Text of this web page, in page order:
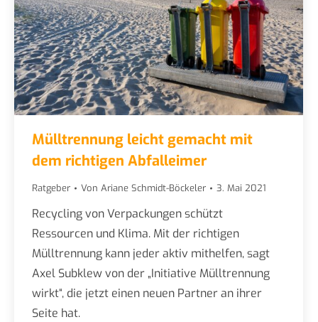
Mülltrennung leicht gemacht mit
dem richtigen Abfalleimer
Ratgeber Von Ariane Schmidt-Böckeler 3. Mai 2021
Recycling von Verpackungen schützt
Ressourcen und Klima. Mit der richtigen
Mülltrennung kann jeder aktiv mithelfen, sagt
Axel Subklew von der „Initiative Mülltrennung
wirkt“, die jetzt einen neuen Partner an ihrer
Seite hat.